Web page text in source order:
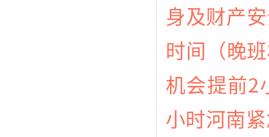
身及财产
时间（晚
机会提前2
小时河南